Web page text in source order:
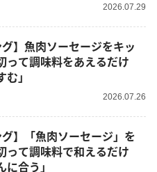
2026.07.29
グ】魚肉ソーセージをキッ
って調味料をあえるだけ
」
2026.07.26
グ】「魚肉ソーセージ」を
って調味料で和えるだけ
に合う」